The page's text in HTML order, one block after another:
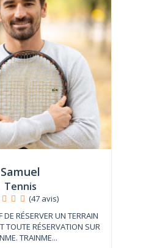
Samuel
Tennis
(47 avis)
DE RÉSERVER UN TERRAIN
TOUTE RÉSERVATION SUR
TRAINME...